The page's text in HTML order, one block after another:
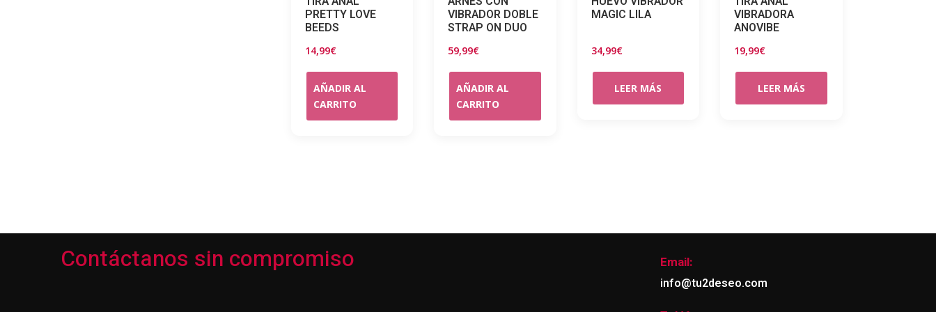
PRETTY LOVE
BEEDS
14,99€
AÑADIR AL
CARRITO
VIBRADOR DOBLE
STRAP ON DUO
59,99€
AÑADIR AL
CARRITO
MAGIC LILA
34,99€
LEER MÁS
VIBRADORA
ANOVIBE
19,99€
LEER MÁS
Contáctanos sin compromiso Email:
info@tu2deseo.com